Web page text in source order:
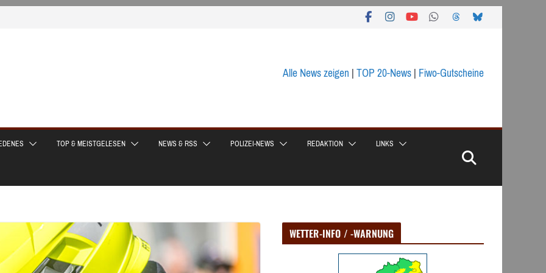
Alle News zeigen|TOP 20-News|Fiwo-Gutscheine
TOP & MEISTGELESEN NEWS & RSS POLIZEI-NEWS REDAKTION LINKS
WETTER-INFO / -WARNUNG